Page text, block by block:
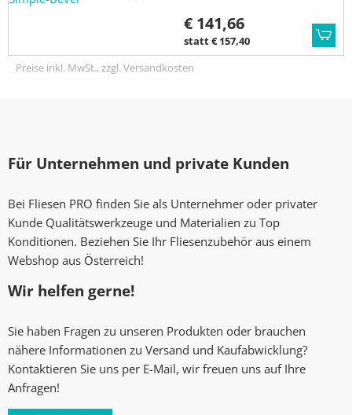
€ 141,66
statt € 157,40
Preise inkl. MwSt., zzgl. Versandkosten
Für Unternehmen und private Kunden
Bei Fliesen PRO finden Sie als Unternehmer oder privater
Kunde Qualitätswerkzeuge und Materialien zu Top
Konditionen. Beziehen Sie Ihr Fliesenzubehör aus einem
Webshop aus Österreich!
Wir helfen gerne!
Sie haben Fragen zu unseren Produkten oder brauchen
nähere Informationen zu Versand und Kaufabwicklung?
Kontaktieren Sie uns per E-Mail, wir freuen uns auf Ihre
Anfragen!